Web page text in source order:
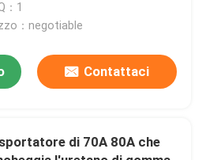
：1
：negotiable
Contattaci
di 70A 80A che